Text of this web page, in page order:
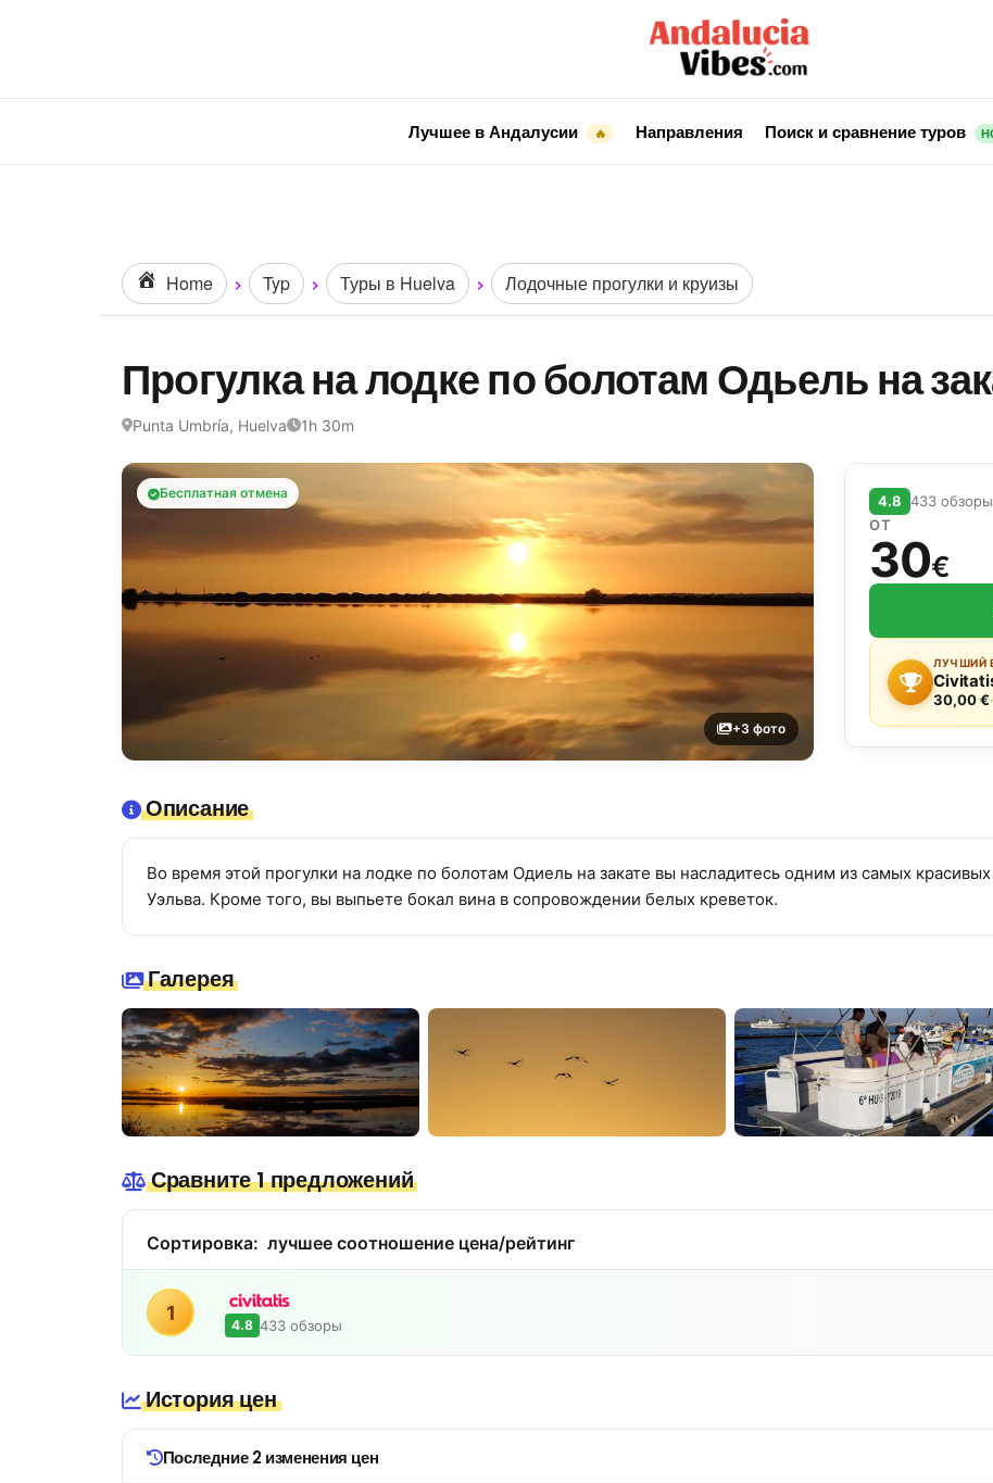
Лучшее в Андалусии 🔥 Направления Поиск и сравнение туров
Home Typ Туры в Huelva Лодочные прогулки и круизы
Прогулка на лодке по болотам Одьель на
Punta Umbría, Huelva 1h 30m
Бесплатная отмена
+3 фото
4.8 433 обзоры
ОТ
30€
ЛУЧШИЙ
30,00 €·
Описание
Во время этой прогулки на лодке по болотам Одиель на закате вы насладитесь одним из самых
Уэльва. Кроме того, вы выпьете бокал вина в сопровождении белых креветок.
Галерея
Сравните 1 предложений
Сортировка: лучшее соотношение цена/рейтинг
1
4.8 433 обзоры
История цен
Последние 2 изменения цен